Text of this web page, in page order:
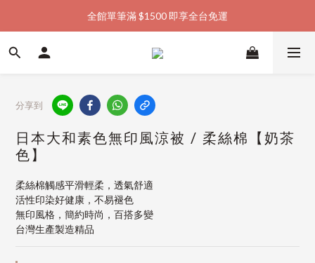
加入會員購物金  馬上領  馬上折
全館單筆滿 $1500 即享全台免運
加入會員購物金  馬上領  馬上折
分享到
日本大和素色無印風涼被 / 柔絲棉【奶茶
色】
柔絲棉觸感平滑輕柔，透氣舒適
活性印染好健康，不易褪色
無印風格，簡約時尚，百搭多變
台灣生產製造精品